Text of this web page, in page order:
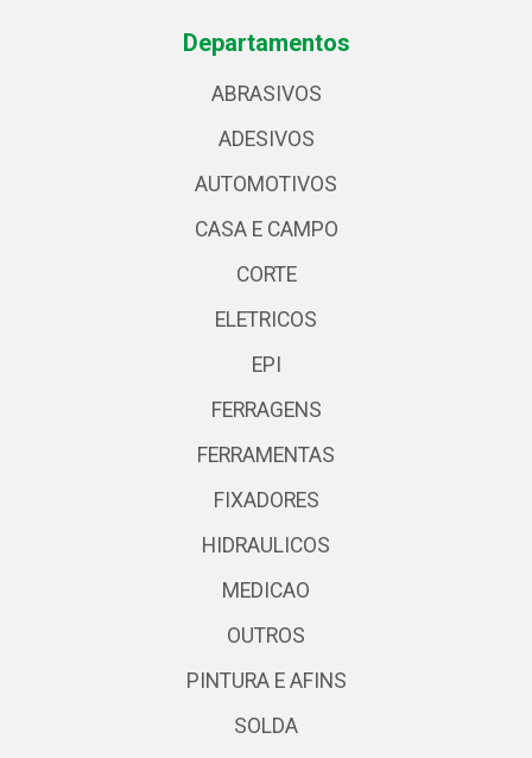
Departamentos
ABRASIVOS
ADESIVOS
AUTOMOTIVOS
CASA E CAMPO
CORTE
ELETRICOS
EPI
FERRAGENS
FERRAMENTAS
FIXADORES
HIDRAULICOS
MEDICAO
OUTROS
PINTURA E AFINS
SOLDA